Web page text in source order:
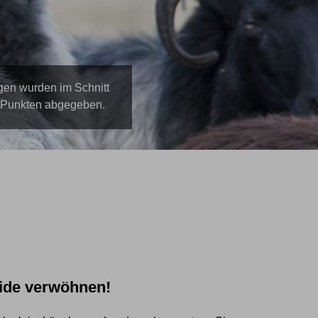
Weiterlesen … Wir haben täglich frische
wurden im Schnitt
abgegeben.
verwöhnen!